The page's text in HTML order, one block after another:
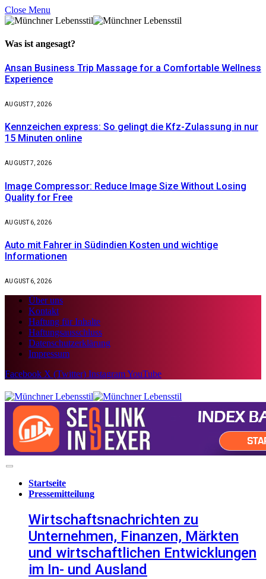
Close Menu
Was ist angesagt?
Ansan Business Trip Massage for a Comfortable Wellness
Experience
AUGUST 7, 2026
Kennzeichen express: So gelingt die Kfz-Zulassung in nur
15 Minuten online
AUGUST 7, 2026
Image Compressor: Reduce Image Size Without Losing
Quality for Free
AUGUST 6, 2026
Auto mit Fahrer in Südindien Kosten und wichtige
Informationen
AUGUST 6, 2026
Über uns
Kontakt
Haftung für Inhalte
Haftungsausschluss
Datenschutzerklärung
Impressum
Facebook X (Twitter) InstagramYouTube
Startseite
Pressemitteilung
Wirtschaftsnachrichten zu
Unternehmen, Finanzen, Märkten
und wirtschaftlichen Entwicklungen
im In- und Ausland